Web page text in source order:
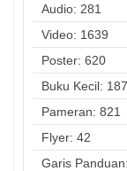
Audio: 281
Video: 1639
Poster: 620
Buku Kecil: 187
Pameran: 821
Flyer: 42
Garis